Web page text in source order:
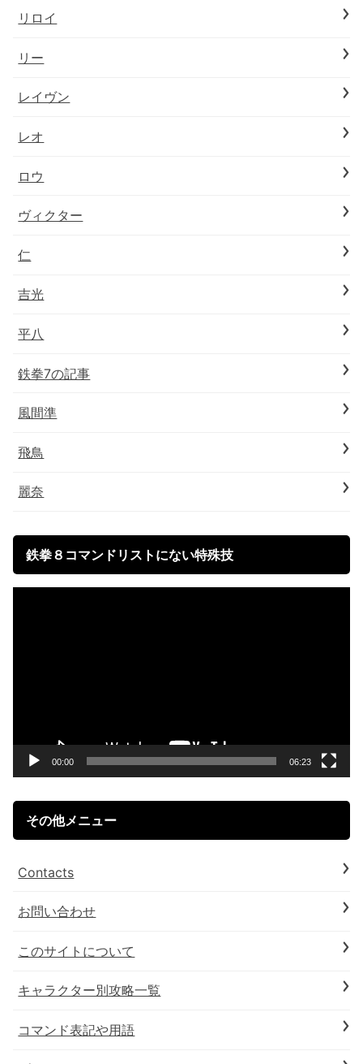
リロイ
リー
レイヴン
レオ
ロウ
ヴィクター
仁
吉光
平八
鉄拳7の記事
風間準
飛鳥
麗奈
鉄拳８コマンドリストにない特殊技
00:00 06:23
その他メニュー
Contacts
お問い合わせ
このサイトについて
キャラクター別攻略一覧
コマンド表記や用語